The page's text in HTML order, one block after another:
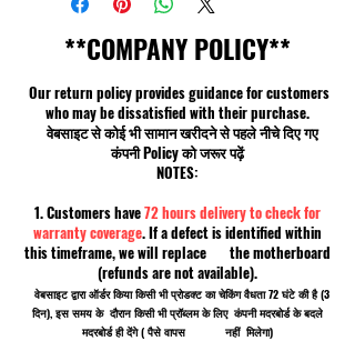
**COMPANY POLICY**
Our return policy provides guidance for customers
who may be dissatisfied with their purchase.
वेबसाइट से कोई भी सामान खरीदने से पहले नीचे दिए गए
कंपनी Policy को जरूर पढ़ें
NOTES:
1. Customers have72 hours delivery to check for
warranty coverage. If a defect is identified within
this timeframe, we will replace the motherboard
(refunds are not available).
वेबसाइट द्वारा ऑर्डर किया किसी भी प्रोडक्ट का चेकिंग वैधता 72 घंटे की है (3
दिन), इस समय के दौरान किसी भी प्रॉब्लम के लिए कंपनी मदरबोर्ड के बदले
मदरबोर्ड ही देंगे ( पैसे वापस नहीं मिलेगा)